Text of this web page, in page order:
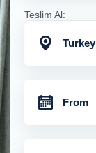
Teslim Al:
Turkey